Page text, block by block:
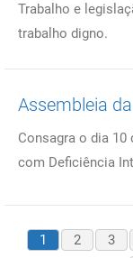
Trabalho e
trabalho digno.
Assembleia
Consagra o dia
com Deficiência
1 2 3